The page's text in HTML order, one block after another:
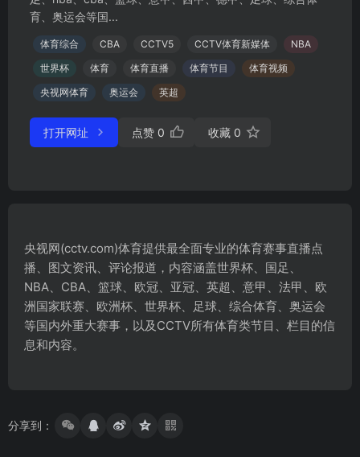
育、奥运会等国...
体育综合 CBA CCTV5 CCTV体育新媒体
NBA
世界杯
体育 体育直播 体育节目
体育视频
央视网体育
奥运会 英超
打开网址 点赞 0 收藏 0
央视网(cctv.com)体育提供最全面专业的体育赛事直播点
播、图文资讯、评论报道，内容涵盖世界杯、国足、
NBA、CBA、篮球、欧冠、亚冠、英超、意甲、法甲、欧
洲国家联赛、欧洲杯、世界杯、足球、综合体育、奥运会
等国内外重大赛事，以及CCTV所有体育类节目、栏目的信
息和内容。
分享到：